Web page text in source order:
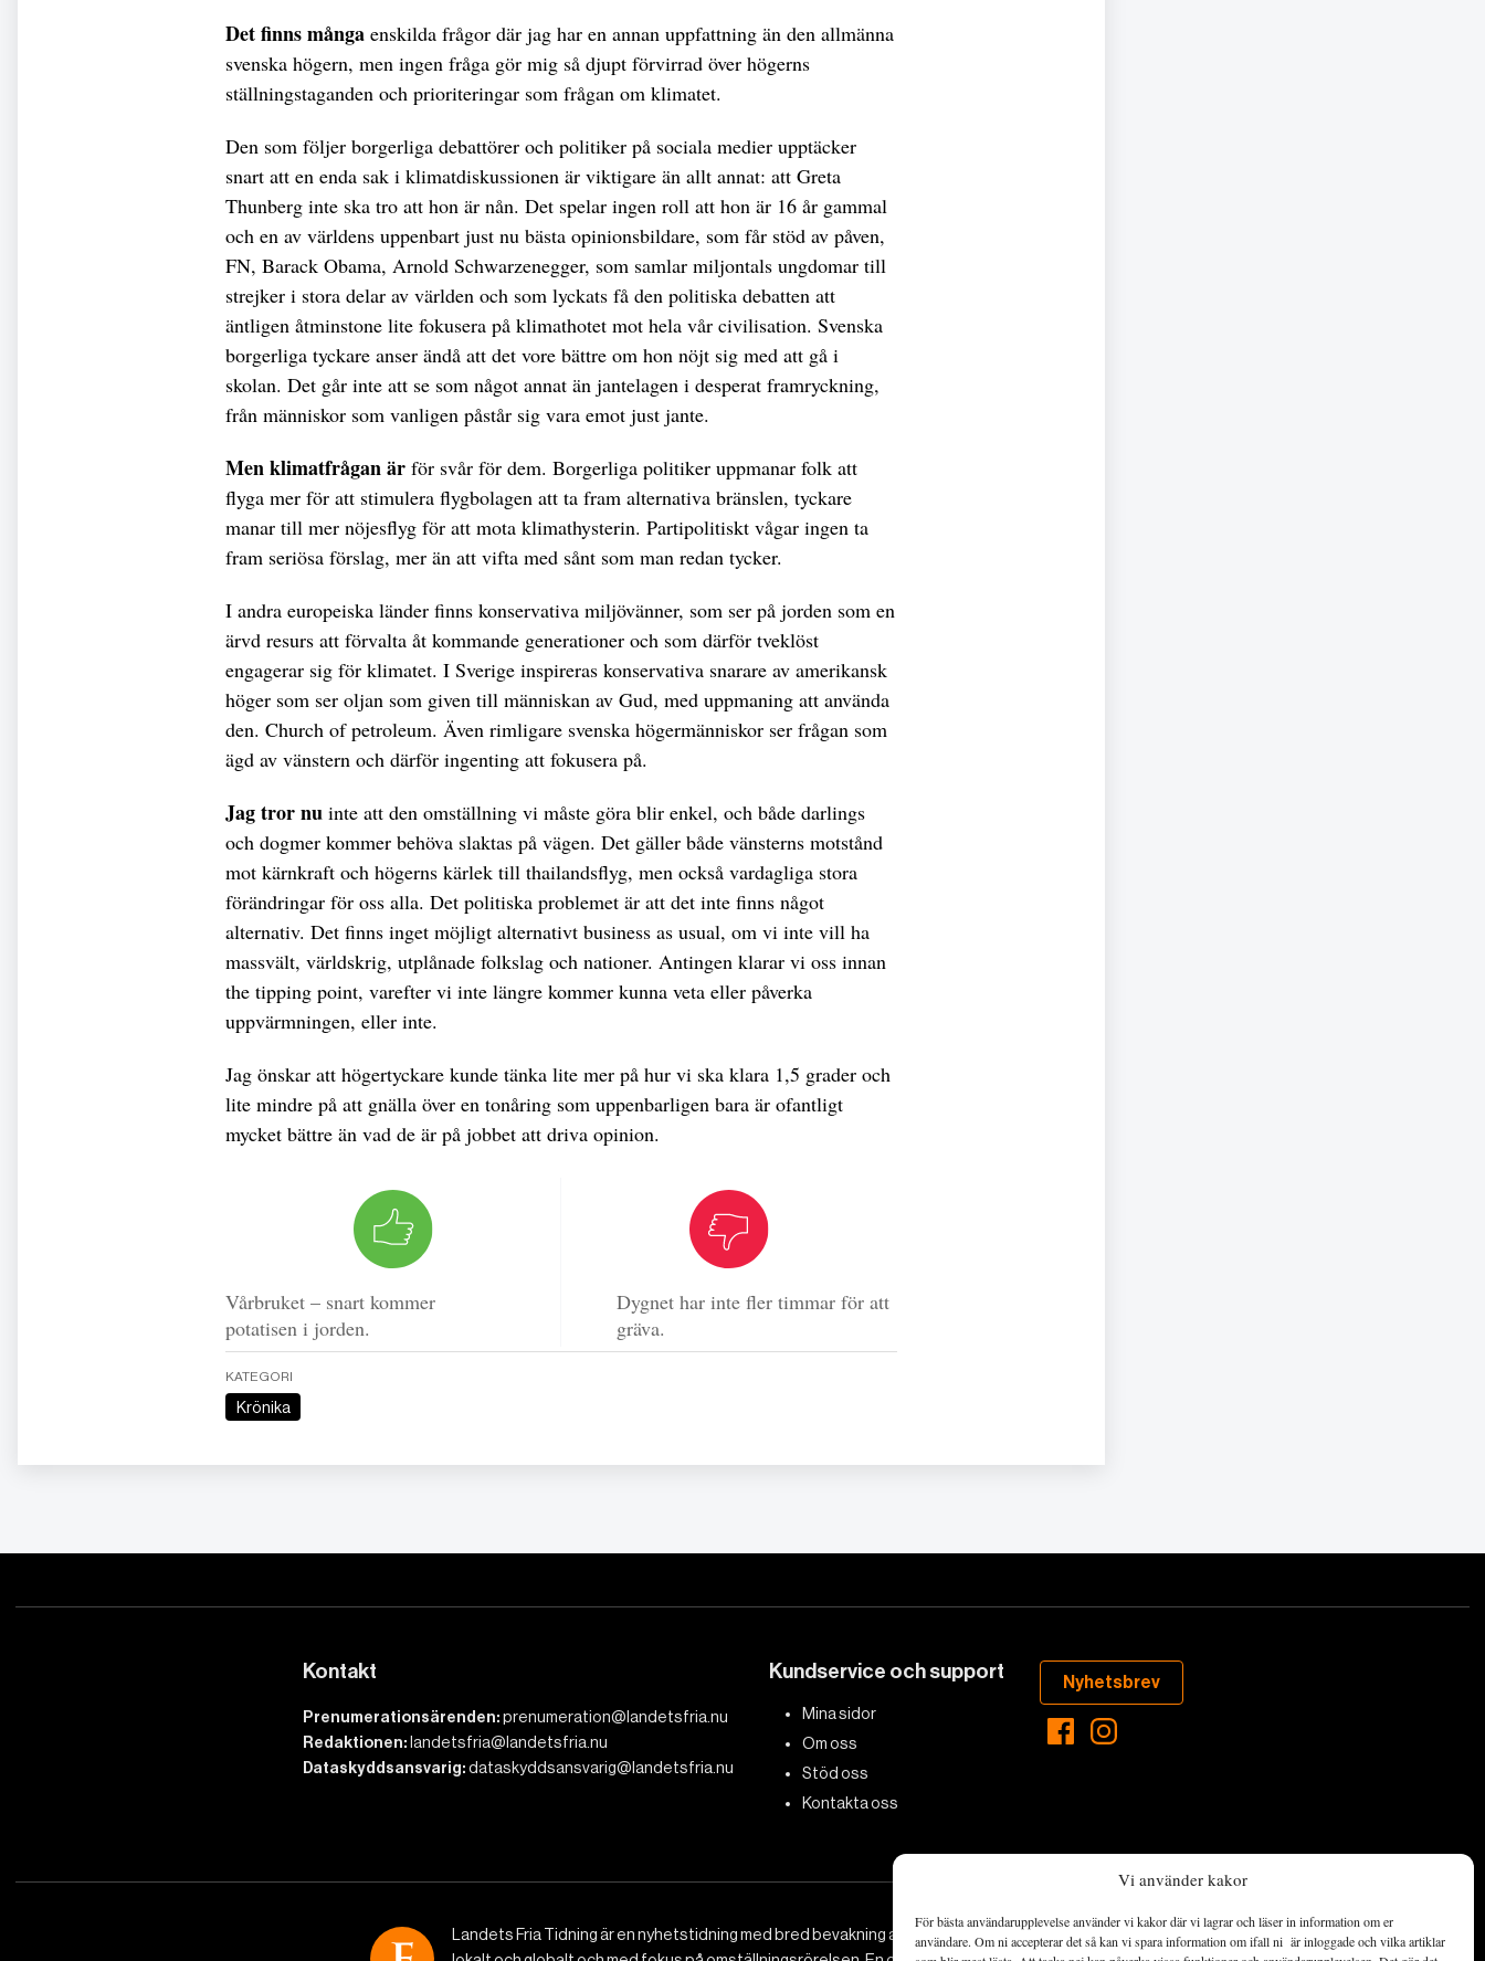
Vi använder kakor
För bästa användarupplevelse använder vi kakor där vi lagrar och läser in information om er
användare. Om ni accepterar det så kan vi spara information om ifall ni är inloggade och vilka artiklar
Det finns många enskilda frågor där jag har en annan uppfattning än den allmänna
svenska högern, men ingen fråga gör mig så djupt förvirrad över högerns
ställningstaganden och prioriteringar som frågan om klimatet.
Den som följer borgerliga debattörer och politiker på sociala medier upptäcker
snart att en enda sak i klimatdiskussionen är viktigare än allt annat: att Greta
Thunberg inte ska tro att hon är nån. Det spelar ingen roll att hon är 16 år gammal
och en av världens uppenbart just nu bästa opinionsbildare, som får stöd av påven,
FN, Barack Obama, Arnold Schwarzenegger, som samlar miljontals ungdomar till
strejker i stora delar av världen och som lyckats få den politiska debatten att
äntligen åtminstone lite fokusera på klimathotet mot hela vår civilisation. Svenska
borgerliga tyckare anser ändå att det vore bättre om hon nöjt sig med att gå i
skolan. Det går inte att se som något annat än jantelagen i desperat framryckning,
från människor som vanligen påstår sig vara emot just jante.
Men klimatfrågan är för svår för dem. Borgerliga politiker uppmanar folk att
flyga mer för att stimulera flygbolagen att ta fram alternativa bränslen, tyckare
manar till mer nöjesflyg för att mota klimathysterin. Partipolitiskt vågar ingen ta
fram seriösa förslag, mer än att vifta med sånt som man redan tycker.
I andra europeiska länder finns konservativa miljövänner, som ser på jorden som en
ärvd resurs att förvalta åt kommande generationer och som därför tveklöst
engagerar sig för klimatet. I Sverige inspireras konservativa snarare av amerikansk
höger som ser oljan som given till människan av Gud, med uppmaning att använda
den. Church of petroleum. Även rimligare svenska högermänniskor ser frågan som
ägd av vänstern och därför ingenting att fokusera på.
Jag tror nu inte att den omställning vi måste göra blir enkel, och både darlings
och dogmer kommer behöva slaktas på vägen. Det gäller både vänsterns motstånd
mot kärnkraft och högerns kärlek till thailandsflyg, men också vardagliga stora
förändringar för oss alla. Det politiska problemet är att det inte finns något
alternativ. Det finns inget möjligt alternativt business as usual, om vi inte vill ha
massvält, världskrig, utplånade folkslag och nationer. Antingen klarar vi oss innan
the tipping point, varefter vi inte längre kommer kunna veta eller påverka
uppvärmningen, eller inte.
Jag önskar att högertyckare kunde tänka lite mer på hur vi ska klara 1,5 grader och
lite mindre på att gnälla över en tonåring som uppenbarligen bara är ofantligt
mycket bättre än vad de är på jobbet att driva opinion.
Vårbruket – snart kommer
potatisen i jorden.
Dygnet har inte fler timmar för att
gräva.
KATEGORI
Krönika
Kontakt
Prenumerationsärenden:prenumeration@landetsfria.nu
Redaktionen: landetsfria@landetsfria.nu
Dataskyddsansvarig:dataskyddsansvarig@landetsfria.nu
Kundservice och support
Mina sidor
Om oss
Stöd oss
Kontakta oss
Nyhetsbrev
Landets Fria Tidning är en nyhetstidning med bred bevakning av det viktigaste som händer